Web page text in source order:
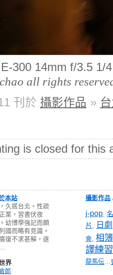
300 14mm f/3.5 1/
all rights
刊於 攝影作品 »
is closed for this
本站
久居台北。性疏
業，習晝伏夜
幼博學強記而頗
國而略有見識。
復不求甚解，遂
…
界
郎
攝影作品
j-pop,
片 , 日劇
會, 相簿
譯練習
龍馬伝…